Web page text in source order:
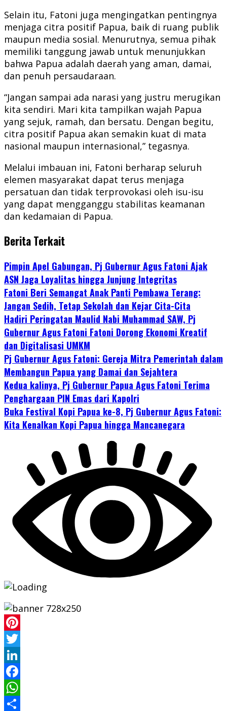
Selain itu, Fatoni juga mengingatkan pentingnya
menjaga citra positif Papua, baik di ruang publik
maupun media sosial. Menurutnya, semua pihak
memiliki tanggung jawab untuk menunjukkan
bahwa Papua adalah daerah yang aman, damai,
dan penuh persaudaraan.
“Jangan sampai ada narasi yang justru merugikan
kita sendiri. Mari kita tampilkan wajah Papua
yang sejuk, ramah, dan bersatu. Dengan begitu,
citra positif Papua akan semakin kuat di mata
nasional maupun internasional,” tegasnya.
Melalui imbauan ini, Fatoni berharap seluruh
elemen masyarakat dapat terus menjaga
persatuan dan tidak terprovokasi oleh isu-isu
yang dapat mengganggu stabilitas keamanan
dan kedamaian di Papua.
Berita Terkait
Pimpin Apel Gabungan, Pj Gubernur Agus Fatoni Ajak
ASN Jaga Loyalitas hingga Junjung Integritas
Fatoni Beri Semangat Anak Panti Pembawa Terang:
Jangan Sedih, Tetap Sekolah dan Kejar Cita-Cita
Hadiri Peringatan Maulid Nabi Muhammad SAW, Pj
Gubernur Agus Fatoni Fatoni Dorong Ekonomi Kreatif
dan Digitalisasi UMKM
Pj Gubernur Agus Fatoni: Gereja Mitra Pemerintah dalam
Membangun Papua yang Damai dan Sejahtera
Kedua kalinya, Pj Gubernur Papua Agus Fatoni Terima
Penghargaan PIN Emas dari Kapolri
Buka Festival Kopi Papua ke-8, Pj Gubernur Agus Fatoni:
Kita Kenalkan Kopi Papua hingga Mancanegara
Pinterest
Twitter
LinkedIn
Facebook
WhatsApp